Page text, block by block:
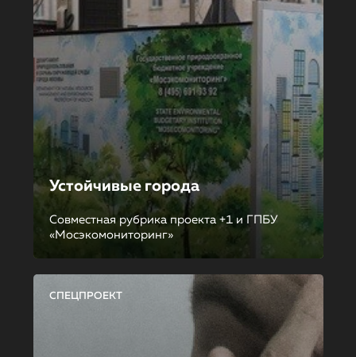
Устойчивые города
Совместная рубрика проекта +1 и ГПБУ
«Мосэкомониторинг»
СПЕЦПРОЕКТ